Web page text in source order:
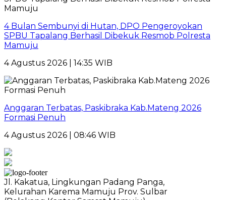
4 Bulan Sembunyi di Hutan, DPO Pengeroyokan
SPBU Tapalang Berhasil Dibekuk Resmob Polresta
Mamuju
4 Agustus 2026 | 14:35 WIB
Anggaran Terbatas, Paskibraka Kab.Mateng 2026
Formasi Penuh
4 Agustus 2026 | 08:46 WIB
Jl. Kakatua, Lingkungan Padang Panga,
Kelurahan Karema Mamuju Prov. Sulbar